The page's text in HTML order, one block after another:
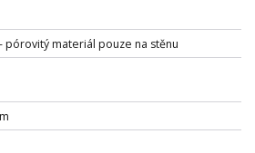
pórovitý materiál pouze na stěnu